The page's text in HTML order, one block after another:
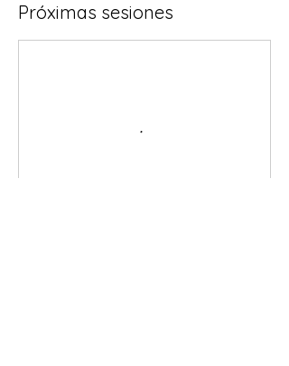
Próximas sesiones